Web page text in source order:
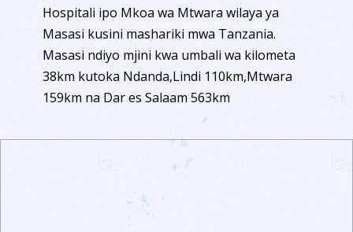
Hospitali ipo Mkoa wa Mtwara wilaya ya
Masasi kusini mashariki mwa Tanzania.
Masasi ndiyo mjini kwa umbali wa kilometa
38km kutoka Ndanda,Lindi 110km,Mtwara
159km na Dar es Salaam 563km